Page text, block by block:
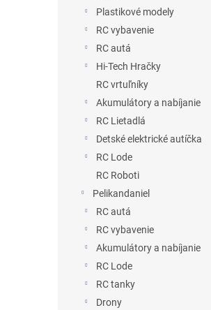
Plastikové modely
RC vybavenie
RC autá
Hi-Tech Hračky
RC vrtuľníky
Akumulátory a nabíjanie
RC Lietadlá
Detské elektrické autíčka
RC Lode
RC Roboti
Pelikandaniel
RC autá
RC vybavenie
Akumulátory a nabíjanie
RC Lode
RC tanky
Drony